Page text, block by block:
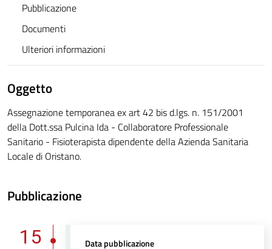
Pubblicazione
Documenti
Ulteriori informazioni
Oggetto
Assegnazione temporanea ex art 42 bis d.lgs. n. 151/2001
della Dott.ssa Pulcina Ida - Collaboratore Professionale
Sanitario - Fisioterapista dipendente della Azienda Sanitaria
Locale di Oristano.
Pubblicazione
15 Data pubblicazione